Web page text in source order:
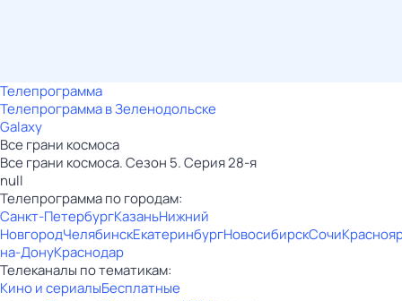
Телепрограмма
Телепрограмма в Зеленодольске
Galaxy
Все грани космоса
Все грани космоса. Сезон 5. Серия 28-я
null
Телепрограмма по городам:
Санкт-ПетербургКазаньНижний
НовгородЧелябинскЕкатеринбургНовосибирскСочи
на-ДонуКраснодар
Телеканалы по тематикам:
Кино и сериалыБесплатные